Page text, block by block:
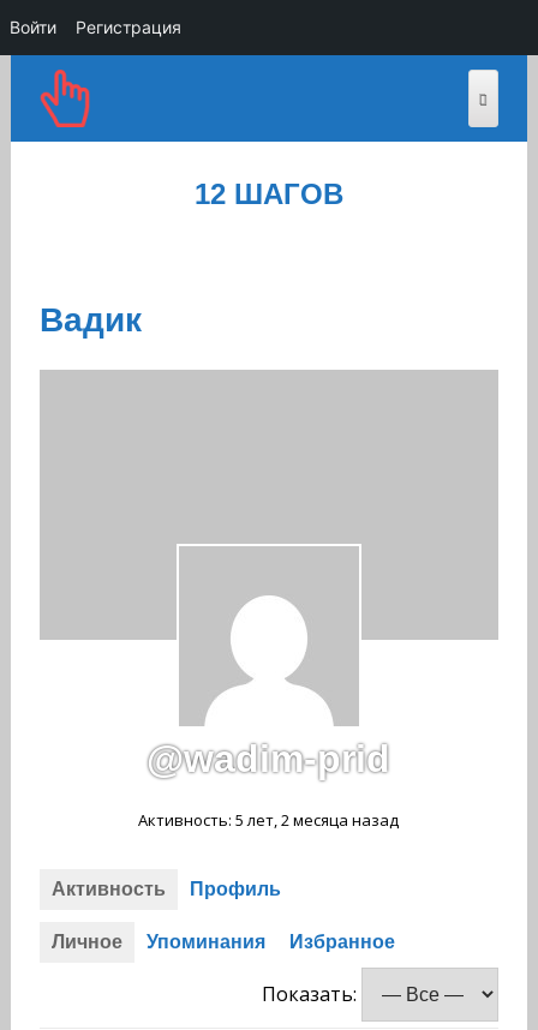
Войти Регистрация
12 ШАГОВ
Вадик
@wadim-prid
Активность: 5 лет, 2 месяца назад
Активность Профиль
Личное Упоминания Избранное
Показать: